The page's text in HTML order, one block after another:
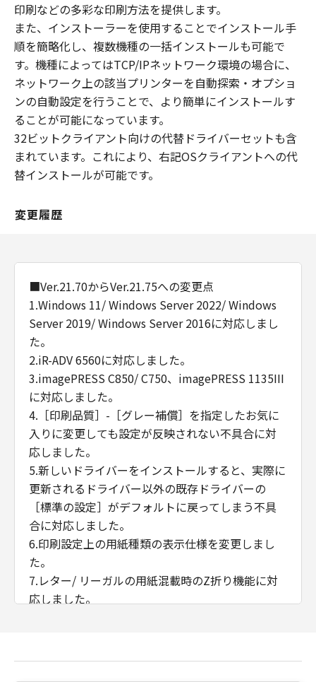
印刷などの多彩な印刷方法を提供します。
また、インストーラーを使用することでインストール手
順を簡略化し、複数機種の一括インストールも可能で
す。機種によってはTCP/IPネットワーク環境の場合に、
ネットワーク上の該当プリンターを自動探索・オプショ
ンの自動設定を行うことで、より簡単にインストールす
ることが可能になっています。
32ビットクライアント向けの代替ドライバーセットも含
まれています。これにより、右記OSクライアントへの代
替インストールが可能です。
変更履歴
■Ver.21.70からVer.21.75への変更点
1.Windows 11/ Windows Server 2022/ Windows
Server 2019/ Windows Server 2016に対応しまし
た。
2.iR-ADV 6560に対応しました。
3.imagePRESS C850/ C750、imagePRESS 1135III
に対応しました。
4.［印刷品質］-［グレー補償］を指定したお気に
入りに変更しても設定が反映されない不具合に対
応しました。
5.新しいドライバーをインストールすると、実際に
更新されるドライバー以外の既存ドライバーの
［標準の設定］がデフォルトに戻ってしまう不具
合に対応しました。
6.印刷設定上の用紙種類の表示仕様を変更しまし
た。
7.レター/ リーガルの用紙混載時のZ折り機能に対
応しました。